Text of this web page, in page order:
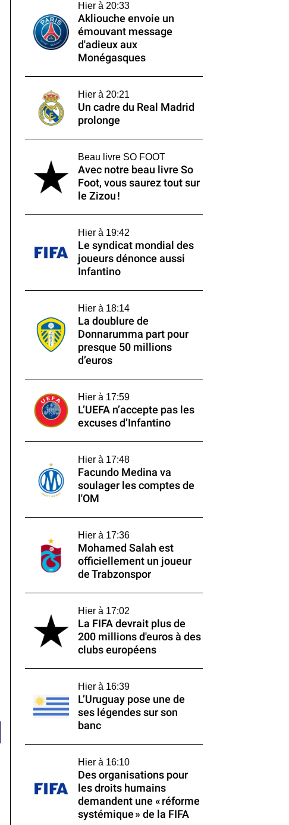
Hier à 20:33
Akliouche envoie un
émouvant message
d'adieux aux
Monégasques
Hier à 20:21
Un cadre du Real Madrid
prolonge
Beau livre SO FOOT
Avec notre beau livre So
Foot, vous saurez tout sur
le Zizou !
Hier à 19:42
Le syndicat mondial des
joueurs dénonce aussi
Infantino
Hier à 18:14
La doublure de
Donnarumma part pour
presque 50 millions
d’euros
Hier à 17:59
L’UEFA n’accepte pas les
excuses d’Infantino
Hier à 17:48
Facundo Medina va
soulager les comptes de
l'OM
Hier à 17:36
Mohamed Salah est
officiellement un joueur
de Trabzonspor
Hier à 17:02
La FIFA devrait plus de
200 millions d'euros à des
clubs européens
Hier à 16:39
L’Uruguay pose une de
ses légendes sur son
banc
Hier à 16:10
Des organisations pour
les droits humains
demandent une « réforme
systémique » de la FIFA